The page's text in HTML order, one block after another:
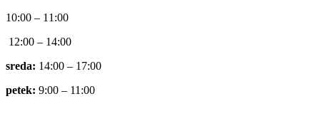
10:00 – 11:00
12:00 – 14:00
sreda: 14:00 – 17:00
petek: 9:00 – 11:00